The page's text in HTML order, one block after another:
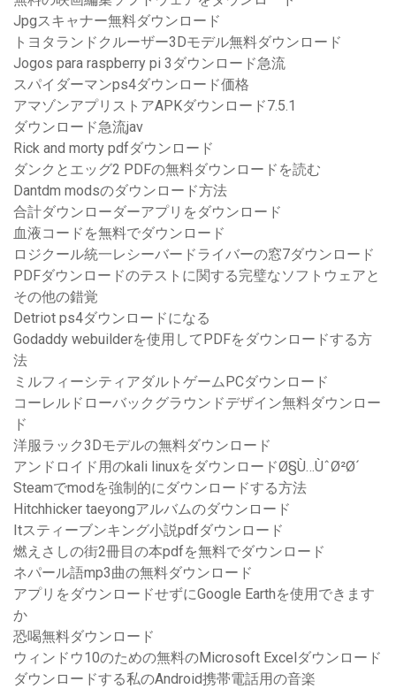
Jpgスキャナー無料ダウンロード
トヨタランドクルーザー3Dモデル無料ダウンロード
Jogos para raspberry pi 3ダウンロード急流
スパイダーマンps4ダウンロード価格
アマゾンアプリストアAPKダウンロード7.5.1
ダウンロード急流jav
Rick and morty pdfダウンロード
ダンクとエッグ2 PDFの無料ダウンロードを読む
Dantdm modsのダウンロード方法
合計ダウンローダーアプリをダウンロード
血液コードを無料でダウンロード
ロジクール統一レシーバードライバーの窓7ダウンロード
PDFダウンロードのテストに関する完璧なソフトウェアと
その他の錯覚
Detriot ps4ダウンロードになる
Godaddy webuilderを使用してPDFをダウンロードする方
法
ミルフィーシティアダルトゲームPCダウンロード
コーレルドローバックグラウンドデザイン無料ダウンロー
ド
洋服ラック3Dモデルの無料ダウンロード
アンドロイド用のkali linuxをダウンロードØ§Ù…ÙˆØ²Ø´
Steamでmodを強制的にダウンロードする方法
Hitchhicker taeyongアルバムのダウンロード
Itスティーブンキング小説pdfダウンロード
燃えさしの街2冊目の本pdfを無料でダウンロード
ネパール語mp3曲の無料ダウンロード
アプリをダウンロードせずにGoogle Earthを使用できます
か
恐喝無料ダウンロード
ウィンドウ10のための無料のMicrosoft Excelダウンロード
ダウンロードする私のAndroid携帯電話用の音楽